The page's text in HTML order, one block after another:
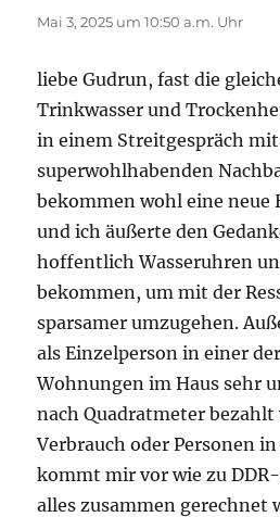
Mai 3, 2025 um 10:50 a.m. Uhr
liebe Gudrun, fast die
Trinkwasser und
in einem Streitgespräch
superwohlhabenden
bekommen wohl eine neue
und ich äußerte den
hoffentlich Wasseruhren
bekommen, um mit der
sparsamer umzugehen.
als Einzelperson in einer
Wohnungen im Haus sehr
nach Quadratmeter
Verbrauch oder Personen
kommt mir vor wie zu
alles zusammen gerechnet